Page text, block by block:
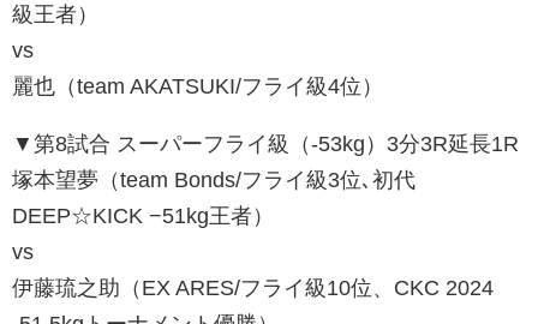
級王者）
vs
麗也（team AKATSUKI/フライ級4位）
▼第8試合 スーパーフライ級（-53kg）3分3R延長1R
塚本望夢（team Bonds/フライ級3位､初代
DEEP☆KICK −51kg王者）
vs
伊藤琉之助（EX ARES/フライ級10位、CKC 2024